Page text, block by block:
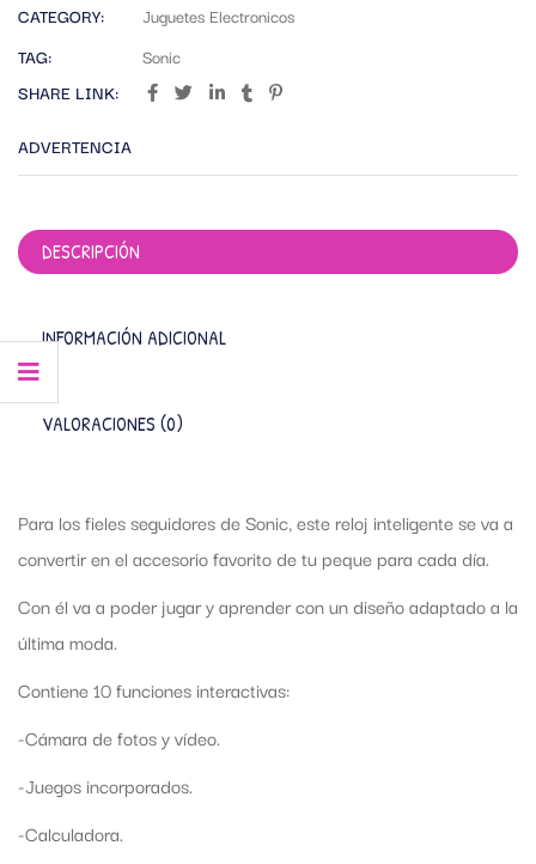
CATEGORY:
Juguetes Electronicos
TAG:
Sonic
SHARE LINK:
ADVERTENCIA
DESCRIPCIÓN
INFORMACIÓN ADICIONAL
VALORACIONES (0)
Para los fieles seguidores de Sonic, este reloj inteligente se va a
convertir en el accesorio favorito de tu peque para cada día.
Con él va a poder jugar y aprender con un diseño adaptado a la
última moda.
Contiene 10 funciones interactivas:
-Cámara de fotos y vídeo.
-Juegos incorporados.
-Calculadora.